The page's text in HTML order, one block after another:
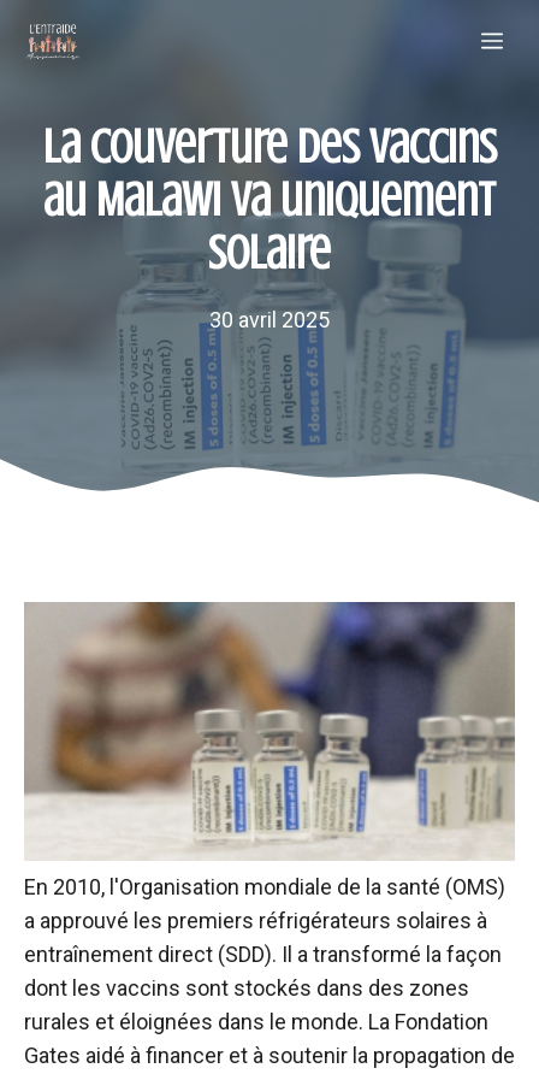
La couverture des vaccins
au Malawi va uniquement
solaire
30 avril 2025
En 2010, l'Organisation mondiale de la santé (OMS)
a approuvé les premiers réfrigérateurs solaires à
entraînement direct (SDD). Il a transformé la façon
dont les vaccins sont stockés dans des zones
rurales et éloignées dans le monde. La Fondation
Gates aidé à financer et à soutenir la propagation de